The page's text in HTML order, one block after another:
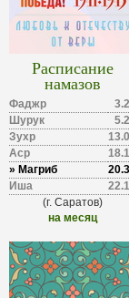
Расписание
намазов
Фаджр
Шурук
Зухр
Аср
» Магриб
Иша
(г. Саратов)
на месяц